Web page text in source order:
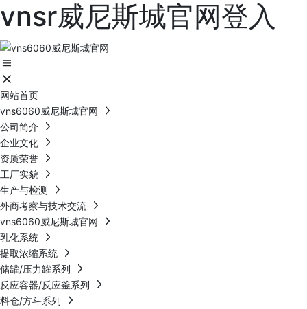
vnsr威尼斯城官网登入
网站首页
vns6060威尼斯城官网
公司简介
企业文化
资质荣誉
工厂实貌
生产与检测
外商考察与技术交流
vns6060威尼斯城官网
乳化系统
提取浓缩系统
储罐/压力罐系列
反应容器/反应釜系列
料仓/方斗系列